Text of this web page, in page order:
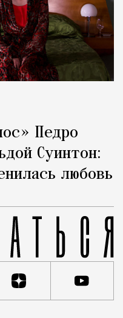
Педро
Суинтон:
любовь